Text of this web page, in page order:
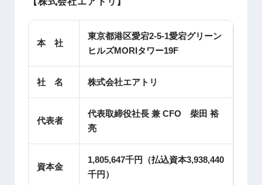
本 社
東京都港区愛宕2-5-1愛宕グリーン
ヒルズMORIタワー19F
社 名 株式会社エアトリ
代表者
代表取締役社長 兼 CFO 柴田 裕
亮
資本金
1,805,647千円（払込資本3,938,440
千円）